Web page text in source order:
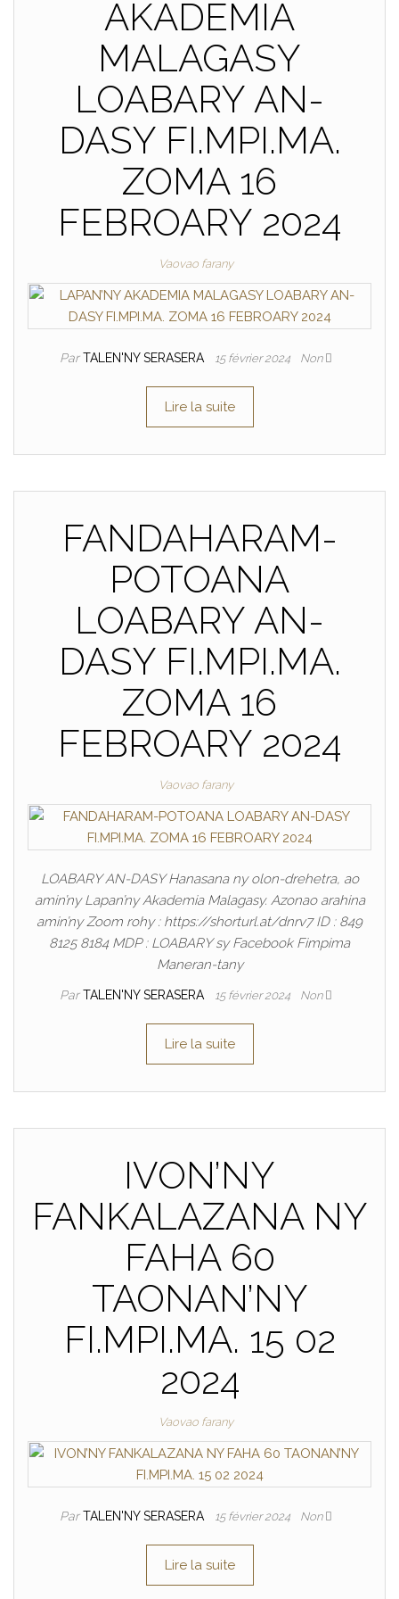
AKADEMIA
MALAGASY
LOABARY AN-
DASY FI.MPI.MA.
ZOMA 16
FEBROARY 2024
Vaovao farany
ParTALEN'NY SERASERA 15 février 2024 Non
Lire la suite
FANDAHARAM-
POTOANA
LOABARY AN-
DASY FI.MPI.MA.
ZOMA 16
FEBROARY 2024
Vaovao farany
LOABARY AN-DASY Hanasana ny olon-drehetra, ao
amin’ny Lapan’ny Akademia Malagasy. Azonao arahina
amin’ny Zoom rohy : https://shorturl.at/dnrv7 ID : 849
8125 8184 MDP : LOABARY sy Facebook Fimpima
Maneran-tany
ParTALEN'NY SERASERA 15 février 2024 Non
Lire la suite
IVON’NY
FANKALAZANA NY
FAHA 60
TAONAN’NY
FI.MPI.MA. 15 02
2024
Vaovao farany
ParTALEN'NY SERASERA 15 février 2024 Non
Lire la suite